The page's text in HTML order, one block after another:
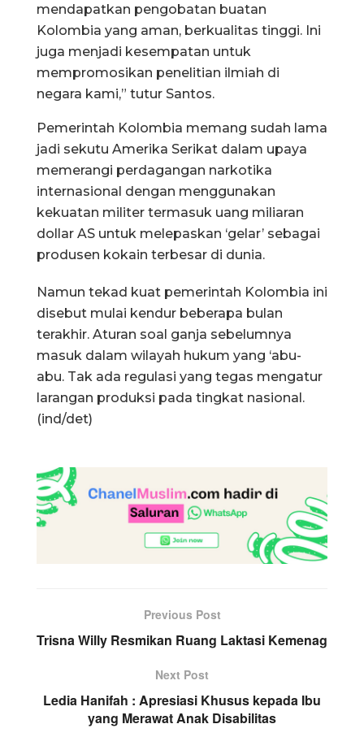
mendapatkan pengobatan buatan
Kolombia yang aman, berkualitas tinggi. Ini
juga menjadi kesempatan untuk
mempromosikan penelitian ilmiah di
negara kami,” tutur Santos.
Pemerintah Kolombia memang sudah lama
jadi sekutu Amerika Serikat dalam upaya
memerangi perdagangan narkotika
internasional dengan menggunakan
kekuatan militer termasuk uang miliaran
dollar AS untuk melepaskan ‘gelar’ sebagai
produsen kokain terbesar di dunia.
Namun tekad kuat pemerintah Kolombia ini
disebut mulai kendur beberapa bulan
terakhir. Aturan soal ganja sebelumnya
masuk dalam wilayah hukum yang ‘abu-
abu. Tak ada regulasi yang tegas mengatur
larangan produksi pada tingkat nasional.
(ind/det)
Previous Post
Trisna Willy Resmikan Ruang Laktasi Kemenag
Next Post
Ledia Hanifah : Apresiasi Khusus kepada Ibu
yang Merawat Anak Disabilitas